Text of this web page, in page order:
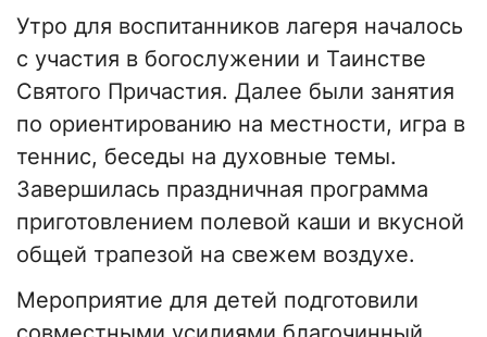
Утро для воспитанников лагеря началось
с участия в богослужении и Таинстве
Святого Причастия. Далее были занятия
по ориентированию на местности, игра в
теннис, беседы на духовные темы.
Завершилась праздничная программа
приготовлением полевой каши и вкусной
общей трапезой на свежем воздухе.
Мероприятие для детей подготовили